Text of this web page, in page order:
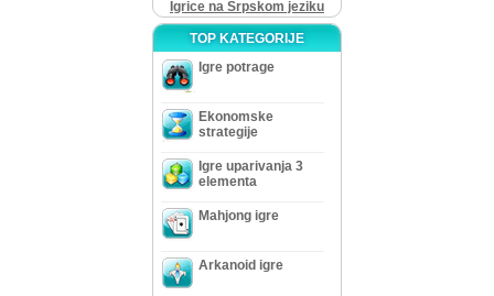
Igrice na Srpskom jeziku
TOP KATEGORIJE
Igre potrage
Ekonomske
strategije
Igre uparivanja 3
elementa
Mahjong igre
Arkanoid igre